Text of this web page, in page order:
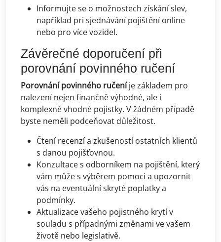
Informujte se o možnostech získání slev,
například pri sjednávání pojištění online
nebo pro více vozidel.
Závěrečné doporučení při
porovnání povinného ručení
Porovnání povinného ručeníje základem pro
nalezení nejen finančně výhodné, ale i
komplexně vhodné pojistky. V žádném případě
byste neměli podceňovat důležitost.
Čtení recenzí a zkušeností ostatních klientů
s danou pojišťovnou.
Konzultace s odborníkem na pojištění, který
vám může s výběrem pomoci a upozornit
vás na eventuální skryté poplatky a
podmínky.
Aktualizace vašeho pojistného krytí v
souladu s případnými změnami ve vašem
životě nebo legislativě.